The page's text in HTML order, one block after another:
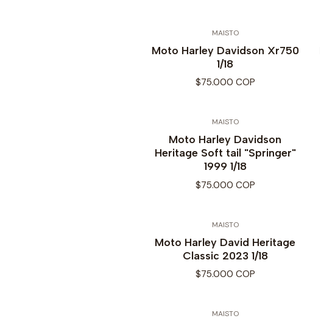
MAISTO
Moto Harley Davidson Xr750
1/18
$75.000 COP
MAISTO
Moto Harley Davidson
Heritage Soft tail "Springer"
1999 1/18
$75.000 COP
MAISTO
Moto Harley David Heritage
Classic 2023 1/18
$75.000 COP
MAISTO